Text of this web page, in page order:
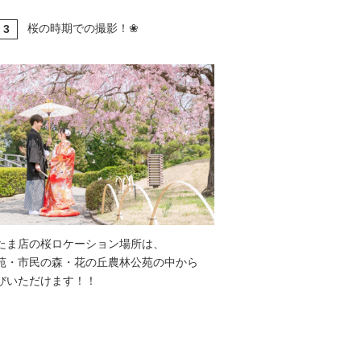
3 桜の時期での撮影！❀
ま店の桜ロケーション場所は、
・市民の森・花の丘農林公苑の中から
いただけます！！